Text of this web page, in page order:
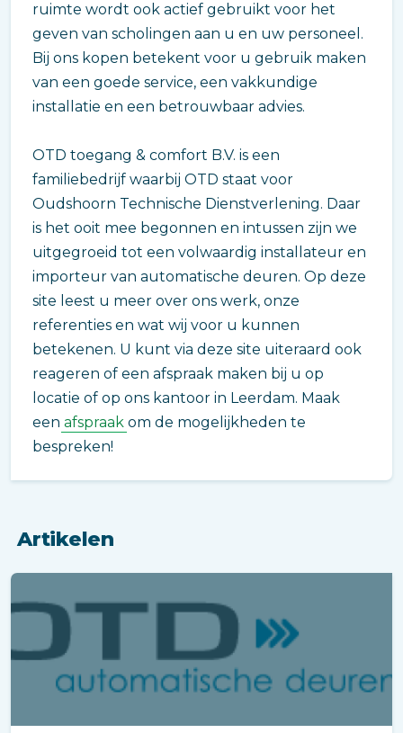
ruimte wordt ook actief gebruikt voor het
geven van scholingen aan u en uw personeel.
Bij ons kopen betekent voor u gebruik maken
van een goede service, een vakkundige
installatie en een betrouwbaar advies.
OTD toegang & comfort B.V. is een
familiebedrijf waarbij OTD staat voor
Oudshoorn Technische Dienstverlening. Daar
is het ooit mee begonnen en intussen zijn we
uitgegroeid tot een volwaardig installateur en
importeur van automatische deuren. Op deze
site leest u meer over ons werk, onze
referenties en wat wij voor u kunnen
betekenen. U kunt via deze site uiteraard ook
reageren of een afspraak maken bij u op
locatie of op ons kantoor in Leerdam. Maak
een afspraak om de mogelijkheden te
bespreken!
Artikelen